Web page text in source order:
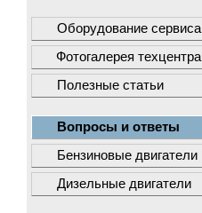
Оборудование сервиса
Фотогалерея техцентра
Полезные статьи
Вопросы и ответы
Бензиновые двигатели
Дизельные двигатели